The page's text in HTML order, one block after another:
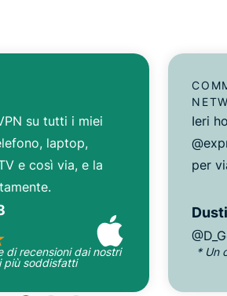
su tutti i miei
laptop,
e così via, e la
di recensioni dai nostri
più soddisfatti
Ieri
per
* Un